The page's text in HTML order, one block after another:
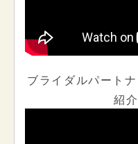
ブライダルパート
紹